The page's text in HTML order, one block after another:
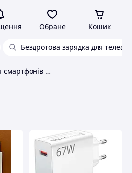
Обране Кошик
Бездротова зарядка для
Зарядні пристрої для смартфонів та планшетів Без бренду